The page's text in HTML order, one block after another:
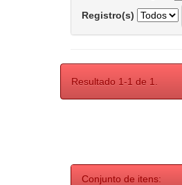
Registro(s)
Resultado 1-1 de 1.
Conjunto de itens: